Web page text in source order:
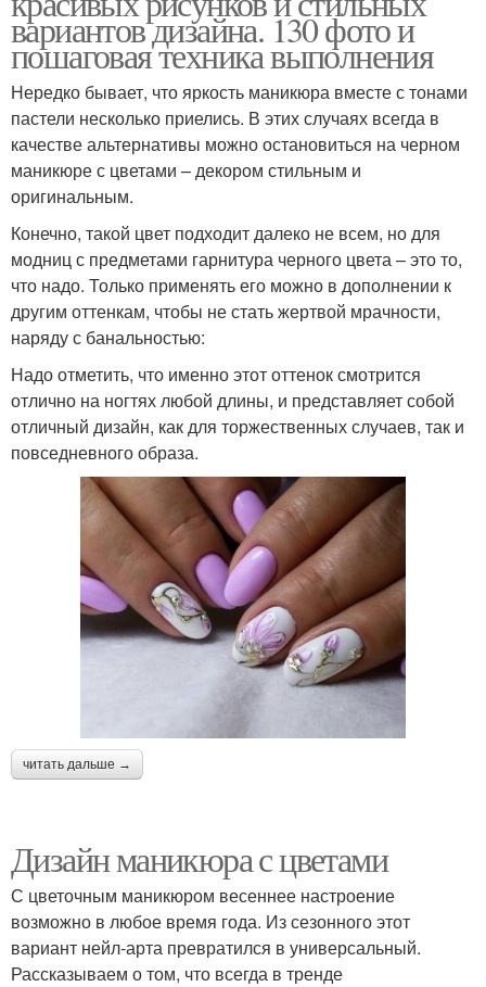
вариантов дизайна. 130 фото и
пошаговая техника выполнения
Нередко бывает, что яркость маникюра вместе с тонами
пастели несколько приелись. В этих случаях всегда в
качестве альтернативы можно остановиться на черном
маникюре с цветами – декором стильным и
оригинальным.
Конечно, такой цвет подходит далеко не всем, но для
модниц с предметами гарнитура черного цвета – это то,
что надо. Только применять его можно в дополнении к
другим оттенкам, чтобы не стать жертвой мрачности,
наряду с банальностью:
Надо отметить, что именно этот оттенок смотрится
отлично на ногтях любой длины, и представляет собой
отличный дизайн, как для торжественных случаев, так и
повседневного образа.
читать дальше →
Дизайн маникюра с цветами
С цветочным маникюром весеннее настроение
возможно в любое время года. Из сезонного этот
вариант нейл-арта превратился в универсальный.
Рассказываем о том, что всегда в тренде